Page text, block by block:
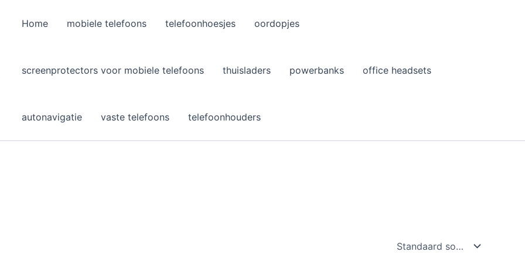
Home mobiele telefoons telefoonhoesjes oordopjes
screenprotectors voor mobiele telefoons thuisladers powerbanks office headsets
autonavigatie vaste telefoons telefoonhouders